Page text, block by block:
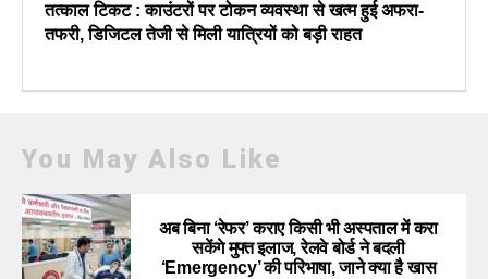
तत्काल टिकट : काउंटरों पर टोकन व्यवस्था से खत्म हुई अफरा-
तफरी, डिजिटल तेजी से मिली यात्रियों को बड़ी राहत
You May Also Like
अब बिना ‘रेफर’ कराए किसी भी अस्पताल में करा
सकेंगे मुफ्त इलाज, रेलवे बोर्ड ने बदली
‘Emergency’ की परिभाषा, जाने क्या है खास